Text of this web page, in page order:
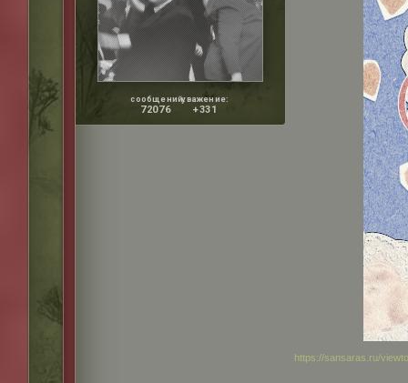
сообщений:
72076
уважение:
+331
https://sansaras.ru/